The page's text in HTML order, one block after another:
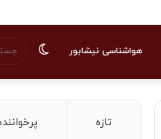
هواشناسی نیشابور تغییر
تازه